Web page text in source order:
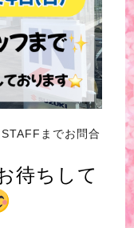
までお問合
待ちして